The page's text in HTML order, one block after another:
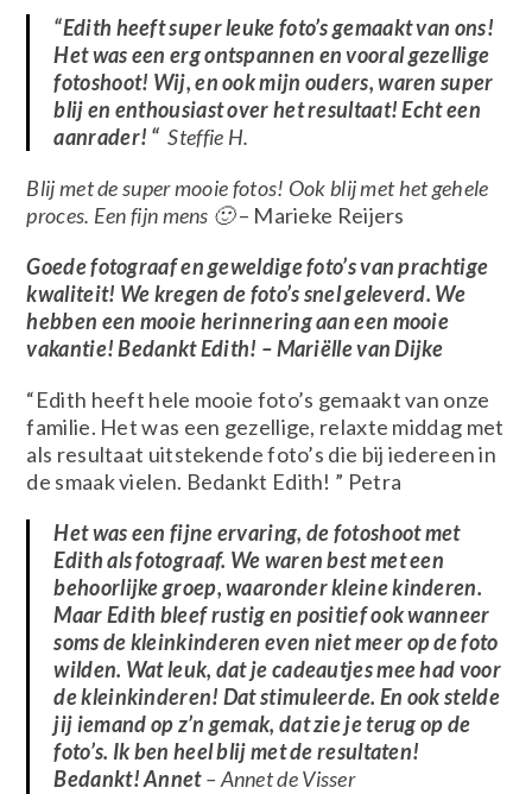
“Edith heeft super leuke foto’s gemaakt van ons!
Het was een erg ontspannen en vooral gezellige
fotoshoot! Wij, en ook mijn ouders, waren super
blij en enthousiast over het resultaat! Echt een
aanrader! “ Steffie H.
Blij met de super mooie fotos! Ook blij met het gehele
proces. Een fijn mens 🙂– Marieke Reijers
Goede fotograaf en geweldige foto’s van prachtige
kwaliteit! We kregen de foto’s snel geleverd. We
hebben een mooie herinnering aan een mooie
vakantie! Bedankt Edith! – Mariëlle van Dijke
“Edith heeft hele mooie foto’s gemaakt van onze
familie. Het was een gezellige, relaxte middag met
als resultaat uitstekende foto’s die bij iedereen in
de smaak vielen. Bedankt Edith! ” Petra
Het was een fijne ervaring, de fotoshoot met
Edith als fotograaf. We waren best met een
behoorlijke groep, waaronder kleine kinderen.
Maar Edith bleef rustig en positief ook wanneer
soms de kleinkinderen even niet meer op de foto
wilden. Wat leuk, dat je cadeautjes mee had voor
de kleinkinderen! Dat stimuleerde. En ook stelde
jij iemand op z’n gemak, dat zie je terug op de
foto’s. Ik ben heel blij met de resultaten!
Bedankt! Annet– Annet de Visser